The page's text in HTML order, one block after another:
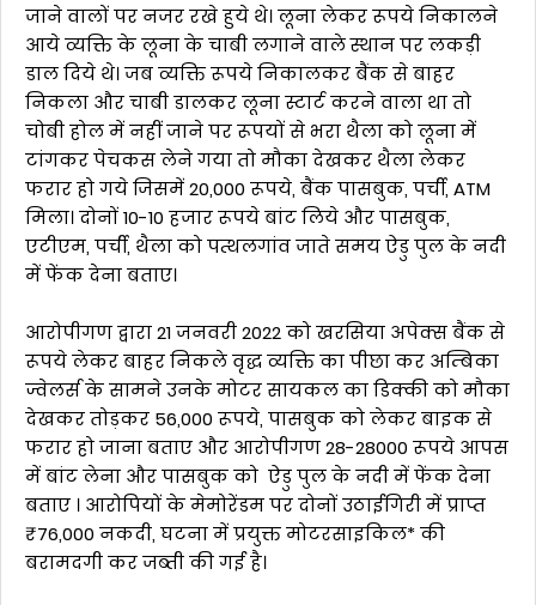
जाने वालों पर नजर रखे हुये थे। लूना लेकर रूपये निकालने
आये व्यक्ति के लूना के चाबी लगाने वाले स्थान पर लकड़ी
डाल दिये थे। जब व्यक्ति रूपये निकालकर बैंक से बाहर
निकला और चाबी डालकर लूना स्टार्ट करने वाला था तो
चोबी होल में नहीं जाने पर रूपयों से भरा थैला को लूना में
टांगकर पेचकस लेने गया तो मौका देखकर थैला लेकर
फरार हो गये जिसमें 20,000 रूपये, बैंक पासबुक, पर्ची, ATM
मिला। दोनों 10-10 हजार रूपये बांट लिये और पासबुक,
एटीएम, पर्ची, थैला को पत्थलगांव जाते समय ऐडु पुल के नदी
में फेंक देना बताए।
आरोपीगण द्वारा 21 जनवरी 2022 को खरसिया अपेक्स बैंक से
रूपये लेकर बाहर निकले वृद्ध व्यक्ति का पीछा कर अम्बिका
ज्वेलर्स के सामने उनके मोटर सायकल का डिक्की को मौका
देखकर तोड़कर 56,000 रूपये, पासबुक को लेकर बाइक से
फरार हो जाना बताए और आरोपीगण 28-28000 रूपये आपस
में बांट लेना और पासबुक को ऐडु पुल के नदी में फेंक देना
बताए । आरोपियों के मेमोरेंडम पर दोनों उठाईगिरी में प्राप्त
₹76,000 नकदी, घटना में प्रयुक्त मोटरसाइकिल* की
बरामदगी कर जब्ती की गई है।